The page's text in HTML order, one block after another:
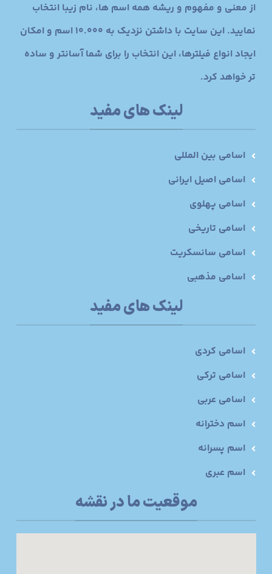
از معنی و مفهوم و ریشه همه اسم ها، نام زیبا انتخاب
نمایید. این سایت با داشتن نزدیک به 10.000 اسم و امکان
ایجاد انواع فیلترها، این انتخاب را برای شما آسانتر و ساده
تر خواهد کرد.
لینک های مفید
اسامی بین المللی
اسامی اصیل ایرانی
اسامی پهلوی
اسامی تاریخی
اسامی سانسکریت
اسامی مذهبی
لینک های مفید
اسامی کردی
اسامی ترکی
اسامی عربی
اسم دخترانه
اسم پسرانه
اسم عبری
موقعیت ما در نقشه